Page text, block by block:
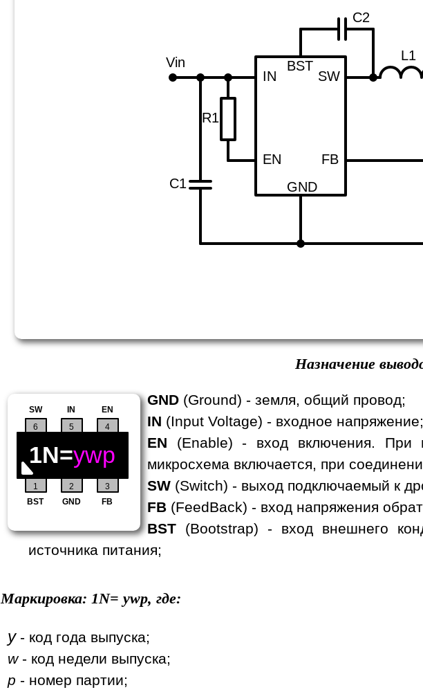
C1
L1
Vin
IN
EN
SW
FB
GND
BST
C2
R1
Назначение
1 2 3
4
BST GND FB
EN
IN
5
6
SW
1N=ywp
GND (Ground) - земля, общий провод;
IN (Input Voltage) - входное напряжение;
EN (Enable) - вход включения. При
микросхема включается, при
SW (Switch) - выход подключаемый к
FB (FeedBack) - вход напряжения
BST (Bootstrap) - вход внешнего
источника питания;
Маркировка: 1N= ywp, где:
y- код года выпуска;
w- код недели выпуска;
p - номер партии;